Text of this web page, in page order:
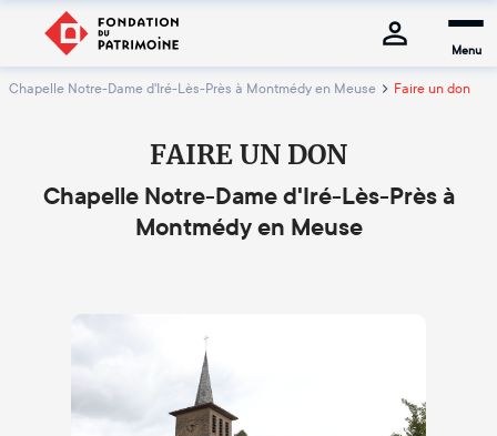
Menu
Chapelle Notre-Dame d'Iré-Lès-Près à Montmédy en Meuse Faire un don
FAIRE UN DON
Chapelle Notre-Dame d'Iré-Lès-Près à
Montmédy en Meuse